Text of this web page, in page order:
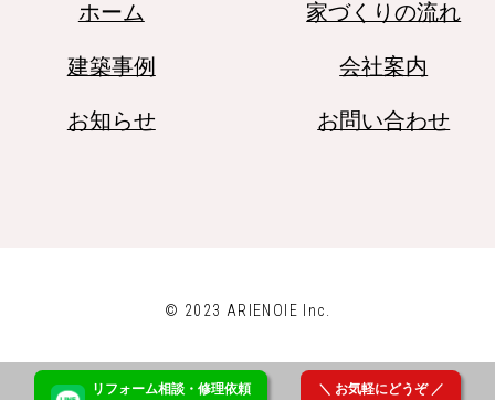
ホーム 家づくりの流れ
建築事例 会社案内
お知らせ お問い合わせ
© 2023 ARIENOIE Inc.
リフォーム相談・修理依頼 ＼ お気軽にどうぞ ／